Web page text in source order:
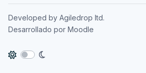
Developed by Agiledrop ltd.
Desarrollado por Moodle